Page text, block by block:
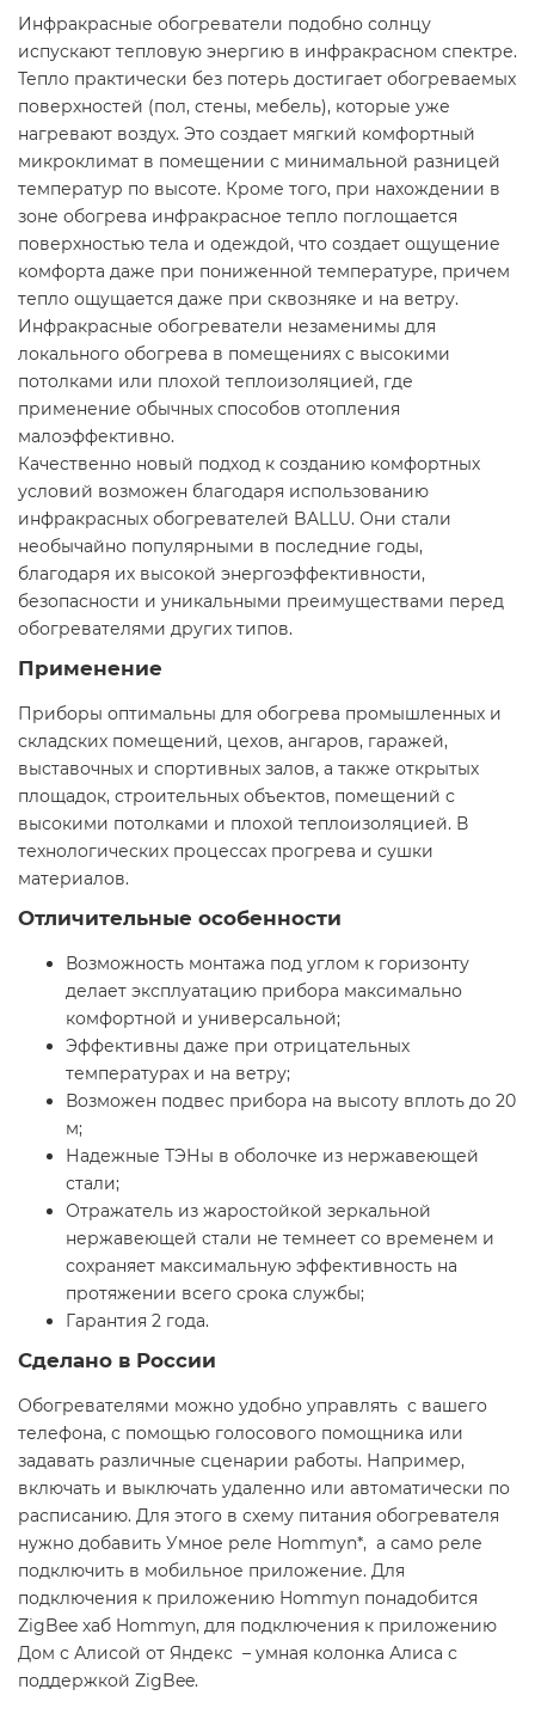
Инфракрасные обогреватели подобно солнцу
испускают тепловую энергию в инфракрасном спектре.
Тепло практически без потерь достигает обогреваемых
поверхностей (пол, стены, мебель), которые уже
нагревают воздух. Это создает мягкий комфортный
микроклимат в помещении с минимальной разницей
температур по высоте. Кроме того, при нахождении в
зоне обогрева инфракрасное тепло поглощается
поверхностью тела и одеждой, что создает ощущение
комфорта даже при пониженной температуре, причем
тепло ощущается даже при сквозняке и на ветру.
Инфракрасные обогреватели незаменимы для
локального обогрева в помещениях с высокими
потолками или плохой теплоизоляцией, где
применение обычных способов отопления
малоэффективно.
Качественно новый подход к созданию комфортных
условий возможен благодаря использованию
инфракрасных обогревателей BALLU. Они стали
необычайно популярными в последние годы,
благодаря их высокой энергоэффективности,
безопасности и уникальными преимуществами перед
обогревателями других типов.
Применение
Приборы оптимальны для обогрева промышленных и
складских помещений, цехов, ангаров, гаражей,
выставочных и спортивных залов, а также открытых
площадок, строительных объектов, помещений с
высокими потолками и плохой теплоизоляцией. В
технологических процессах прогрева и сушки
материалов.
Отличительные особенности
Возможность монтажа под углом к горизонту
делает эксплуатацию прибора максимально
комфортной и универсальной;
Эффективны даже при отрицательных
температурах и на ветру;
Возможен подвес прибора на высоту вплоть до 20
м;
Надежные ТЭНы в оболочке из нержавеющей
стали;
Отражатель из жаростойкой зеркальной
нержавеющей стали не темнеет со временем и
сохраняет максимальную эффективность на
протяжении всего срока службы;
Гарантия 2 года.
Сделано в России
Обогревателями можно удобно управлять с вашего
телефона, с помощью голосового помощника или
задавать различные сценарии работы. Например,
включать и выключать удаленно или автоматически по
расписанию. Для этого в схему питания обогревателя
нужно добавить Умное реле Hommyn*, а само реле
подключить в мобильное приложение. Для
подключения к приложению Hommyn понадобится
ZigBee хаб Hommyn, для подключения к приложению
Дом с Алисой от Яндекс – умная колонка Алиса с
поддержкой ZigBee.